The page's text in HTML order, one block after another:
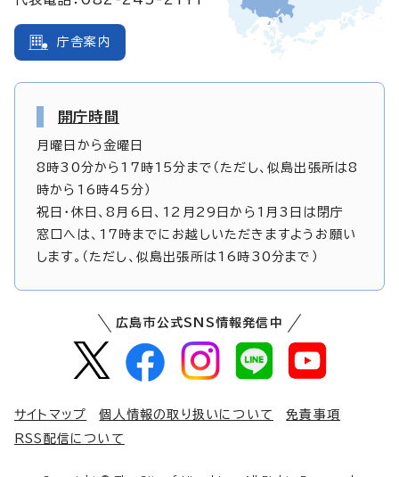
庁舎案内
開庁時間
月曜日から金曜日
8時30分から17時15分まで（ただし、似島出張所は8
時から16時45分）
祝日・休日、8月6日、12月29日から1月3日は閉庁
窓口へは、17時までにお越しいただきますようお願い
します。（ただし、似島出張所は16時30分まで）
広島市公式SNS情報発信中
サイトマップ 個人情報の取り扱いについて
免責事項
RSS配信について